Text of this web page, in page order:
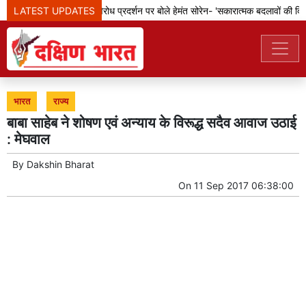
LATEST UPDATES
झारखंड: छात्रों के विरोध प्रदर्शन पर बोले हेमंत सोरेन- 'सकारात्मक बदलावों की
भारत राज्य
बाबा साहेब ने शोषण एवं अन्याय के विरूद्ध सदैव आवाज उठाई
: मेघवाल
By Dakshin Bharat
On 11 Sep 2017 06:38:00